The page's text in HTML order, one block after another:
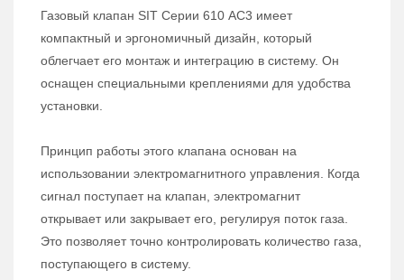
Газовый клапан SIT Серии 610 AC3 имеет
компактный и эргономичный дизайн, который
облегчает его монтаж и интеграцию в систему. Он
оснащен специальными креплениями для удобства
установки.
Принцип работы этого клапана основан на
использовании электромагнитного управления. Когда
сигнал поступает на клапан, электромагнит
открывает или закрывает его, регулируя поток газа.
Это позволяет точно контролировать количество газа,
поступающего в систему.